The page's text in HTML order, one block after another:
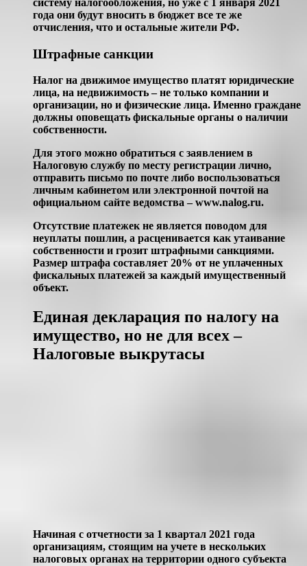
года они будут вносить в бюджет все те же
отчисления, что и остальные жители РФ.
Штрафные санкции
Налог на движимое имущество платят юридические
лица, на недвижимость – не только компании и
организации, но и физические лица. Именно граждане
должны оповещать фискальные органы о наличии
собственности.
Для этого можно обратиться с заявлением в
Налоговую службу по месту регистрации лично,
отправить письмо по почте либо воспользоваться
личным кабинетом или электронной почтой на
официальном сайте ведомства – www.nalog.ru.
Отсутствие платежек не является поводом для
неуплаты пошлин, а расценивается как утаивание
собственности и грозит штрафными санкциями.
Размер штрафа составляет 20% от не уплаченных
фискальных платежей за каждый имущественный
объект.
Единая декларация по налогу на
имущество, но не для всех –
Налоговые выкрутасы
Начиная с отчетности за 1 квартал 2021 года
организациям, стоящим на учете в нескольких
налоговых органах на территории одного субъекта